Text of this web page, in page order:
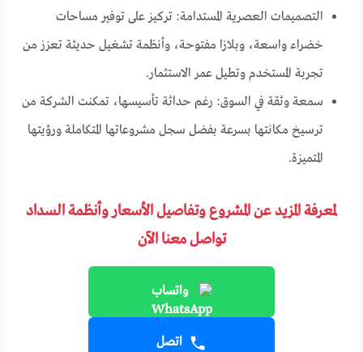
التصميمات العصرية المستدامة: تركيز على توفير مساحات
خضراء واسعة، وبلازا مفتوحة، وأنظمة تشغيل حديثة تعزز من
تجربة المستخدم وتطيل عمر الاستثمار.
سمعة وثقة في السوق: رغم حداثة تأسيسها، تمكنت الشركة من
ترسيخ مكانتها بسرعة بفضل سجل مشروعاتها المتكاملة ورؤيتها
المتميزة.
لمعرفة المزيد عن المشروع وتفاصيل الأسعار وأنظمة السداد
تواصل معنا الآن
واتساب
اتصل